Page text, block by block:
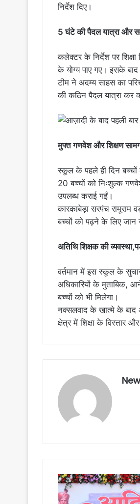
निर्देश दिए।
​5 घंटे की पैदल यात्रा और
कलेक्टर के निर्देश पर
के योग्य पाए गए। इसके
टीम ने अदम्य साहस का
की कठिन पैदल यात्रा कर
​मुफ्त गणवेश और शिक्षण
स्कूल के पहले ही दिन बच्चों
20 बच्चों को ​निःशुल्क
उपलब्ध कराई गईं।
कारकाबेड़ा सरपंच
बच्चों को पढ़ने के लिए जान
​अतिथि शिक्षक की
वर्तमान में इस स्कूल के
अधिकारियों के मुताबिक,
बच्चों को भी मिलेगा।
नक्सलवाद के खात्मे के
क्षेत्र में शिक्षा के विस्तार